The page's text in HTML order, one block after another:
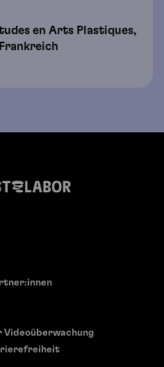
en Arts Plastiques,
Videoüberwachung